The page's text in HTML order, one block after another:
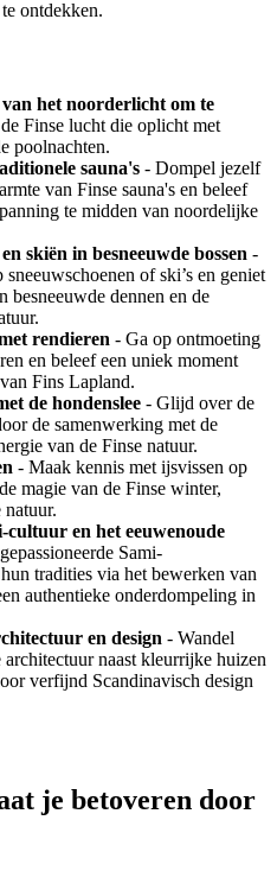
ontdekken.
het noorderlicht om te
Finse lucht die oplicht met
poolnachten.
sauna's - Dompel jezelf
van Finse sauna's en beleef
te midden van noordelijke
skiën in besneeuwde bossen -
of ski’s en geniet
besneeuwde dennen en de
rendieren - Ga op ontmoeting
en beleef een uniek moment
Fins Lapland.
de hondenslee - Glijd over de
de samenwerking met de
van de Finse natuur.
- Maak kennis met ijsvissen op
magie van de Finse winter,
natuur.
en het eeuwenoude
Sami-
tradities via het bewerken van
authentieke onderdompeling in
en design - Wandel
naast kleurrijke huizen
verfijnd Scandinavisch design
je betoveren door